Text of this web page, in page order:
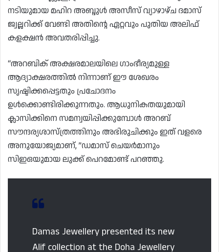
നടിയുമായ മഹിറ അബ്ദുൾ അസീസ് വ്യാഴാഴ്ച ദമാസ്
ജ്വല്ലറിക്ക് വേണ്ടി അതിന്റെ ഏറ്റവും പുതിയ അലിഫ്
കളക്ഷൻ അവതരിപ്പിച്ചു.
“അറബിക് അക്ഷരമാലയിലെ ഗാംഭീര്യമുള്ള
ആദ്യാക്ഷരത്തിൽ നിന്നാണ് ഈ ശേഖരം
സൃഷ്ടിക്കപ്പെട്ടതും പ്രചോദനം
ഉൾക്കൊണ്ടിരിക്കുന്നതും. ആധുനികതയുമായി
ക്ലാസിക്കിനെ സമന്വയിപ്പിക്കുമ്പോൾ അറബ്
സൗന്ദര്യശാസ്ത്രത്തിനും അഭിരുചിക്കും ഇത് വളരെ
അനുയോജ്യമാണ്, ”ഡമാസ് ചെയർമാനും
സിഇഒയുമായ ലുക്ക് പെറമോണ്ട് പറഞ്ഞു.
Damas Jewellery presented its new
Alif collection at the Doha Jewellery